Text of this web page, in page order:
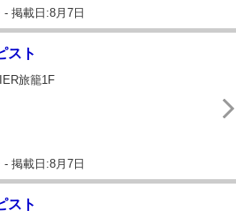
- 掲載日:8月7日
スト
旅籠1F
- 掲載日:8月7日
スト